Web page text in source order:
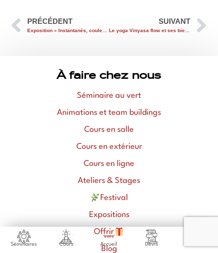
PRÉCÉDENT SUIVANT
Le yoga Vinyasa flow et ses bienfaits
À faire chez nous
Séminaire au vert
Animations et team buildings
Cours en salle
Cours en extérieur
Cours en ligne
Ateliers & Stages
Festival
Expositions
Offrir
Blog
Séminaires Cours Accueil Devis